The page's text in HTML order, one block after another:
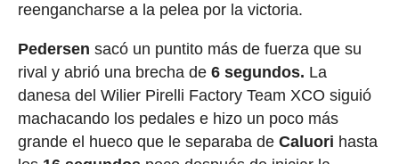
reengancharse a la pelea por la victoria.
Pedersen sacó un puntito más de fuerza que su
rival y abrió una brecha de 6 segundos. La
danesa del Wilier Pirelli Factory Team XCO siguió
machacando los pedales e hizo un poco más
grande el hueco que le separaba de Caluori hasta